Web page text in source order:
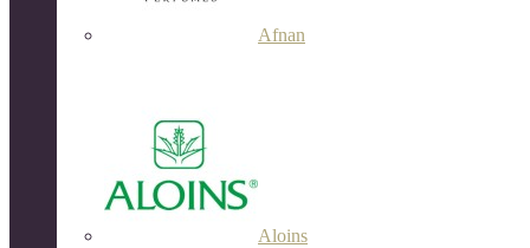
Afnan
Aloins